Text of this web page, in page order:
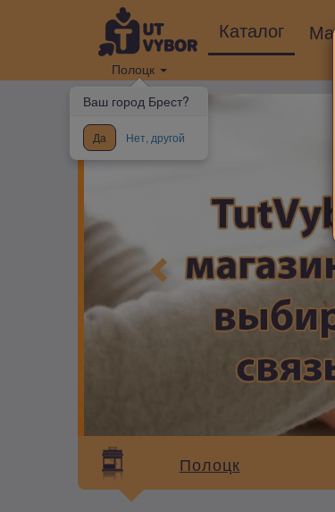
Полоцк
Ваш город Брест?
Да Нет, другой
Каталог
Полоцк